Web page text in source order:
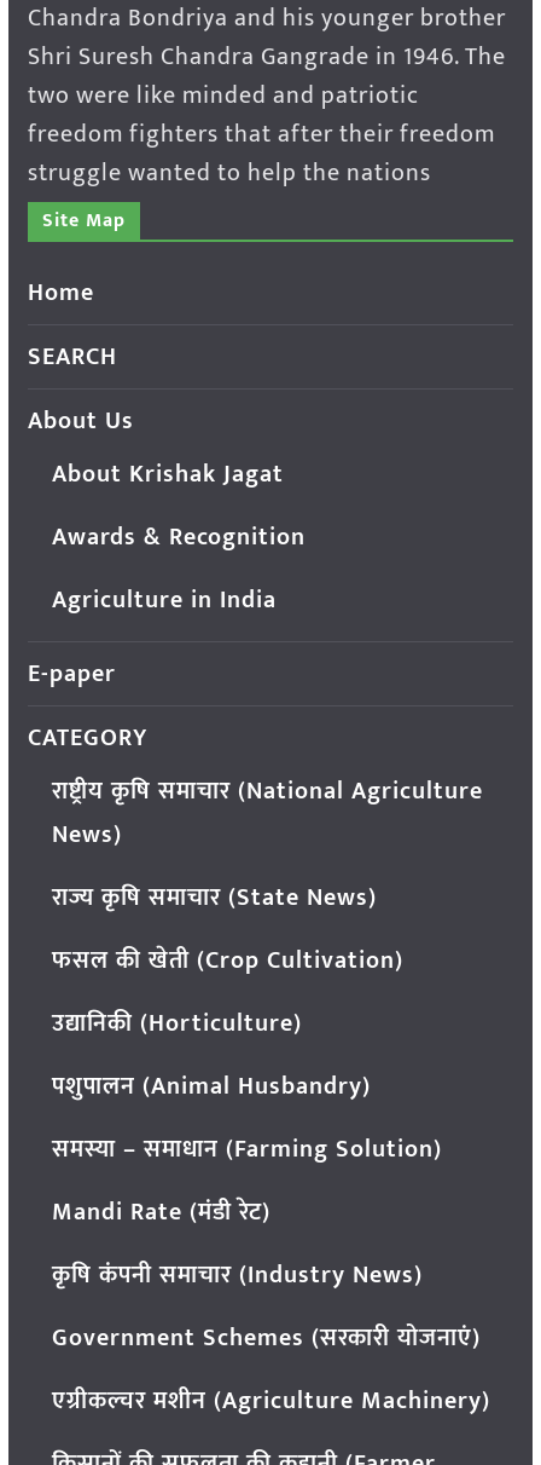
Chandra Bondriya and his younger brother
Shri Suresh Chandra Gangrade in 1946. The
two were like minded and patriotic
freedom fighters that after their freedom
struggle wanted to help the nations
Site Map
Home
SEARCH
About Us
About Krishak Jagat
Awards & Recognition
Agriculture in India
E-paper
CATEGORY
राष्ट्रीय कृषि समाचार (National Agriculture
News)
राज्य कृषि समाचार (State News)
फसल की खेती (Crop Cultivation)
उद्यानिकी (Horticulture)
पशुपालन (Animal Husbandry)
समस्या – समाधान (Farming Solution)
Mandi Rate (मंडी रेट)
कृषि कंपनी समाचार (Industry News)
Government Schemes (सरकारी योजनाएं)
एग्रीकल्चर मशीन (Agriculture Machinery)